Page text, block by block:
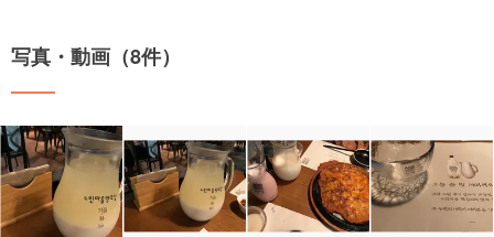
写真・動画（8件）